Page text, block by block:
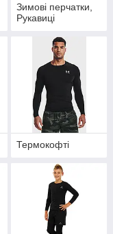
Зимові перчатки,
Рукавиці
Термокофті